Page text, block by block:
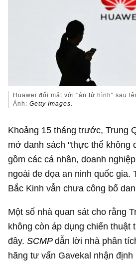
Huawei đối mặt với "án tử hình" sau
Ảnh:Getty Images.
Khoảng 15 tháng trước, Trung
mở danh sách "thực thể không
gồm các cá nhân, doanh
ngoài đe dọa an ninh quốc gia.
Bắc Kinh vẫn chưa công bố
Một số nhà quan sát cho rằng
không còn áp dụng chiến thuật
đây.SCMPdẫn lời nhà phân
hãng tư vấn Gavekal nhận